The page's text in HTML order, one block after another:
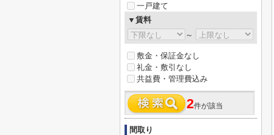
一戸建て
▼賃料
～
敷金・保証金なし
礼金・敷引なし
共益費・管理費込み
2件が該当
間取り